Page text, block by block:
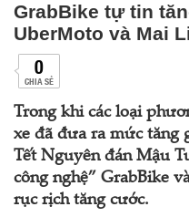
GrabBike tự tin
UberMoto và Mai
0
CHIA SẺ
Trong khi các loại
xe đã đưa ra mức tăng
Tết Nguyên đán Mậu
công nghệ” GrabBike
rục rịch tăng cước.